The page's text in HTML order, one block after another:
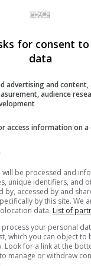
for consent to
data
advertising and
audience
access information on a
will be processed and
unique identifiers, and
by, accessed by and
by this site. We
data. List of
process your personal
which you can object to
Look for a link at the
manage or withdraw